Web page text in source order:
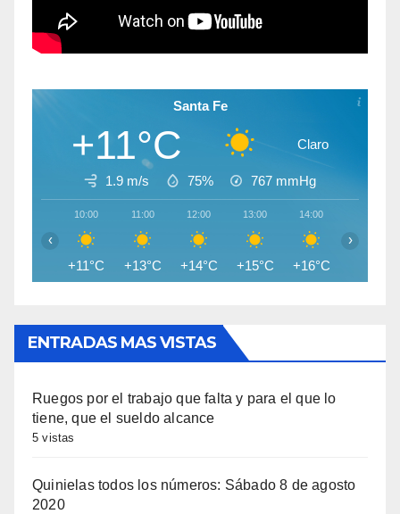
Santa Fe
+11°C Claro
1.9 m/s 75% 767 mmHg
10:00
+11°C
11:00
+13°C
12:00
+14°C
13:00
+15°C
14:00
+16°C
‹ ›
ENTRADAS MAS VISTAS
Ruegos por el trabajo que falta y para el que lo
tiene, que el sueldo alcance
5 vistas
Quinielas todos los números: Sábado 8 de agosto
2020